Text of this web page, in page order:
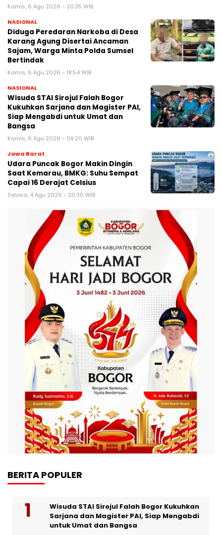
Kamis, 6 Agu 2026 - 20:35 WIB
NASIONAL
Diduga Peredaran Narkoba di Desa
Karang Agung Disertai Ancaman
Sajam, Warga Minta Polda Sumsel
Bertindak
Kamis, 6 Agu 2026 - 18:54 WIB
NASIONAL
Wisuda STAI Sirojul Falah Bogor
Kukuhkan Sarjana dan Magister PAI,
Siap Mengabdi untuk Umat dan
Bangsa
Kamis, 6 Agu 2026 - 09:20 WIB
Jawa Barat
Udara Puncak Bogor Makin Dingin
Saat Kemarau, BMKG: Suhu Sempat
Capai 16 Derajat Celsius
Selasa, 4 Agu 2026 - 20:30 WIB
BERITA POPULER
Wisuda STAI Sirojul Falah Bogor Kukuhkan
Sarjana dan Magister PAI, Siap Mengabdi
untuk Umat dan Bangsa